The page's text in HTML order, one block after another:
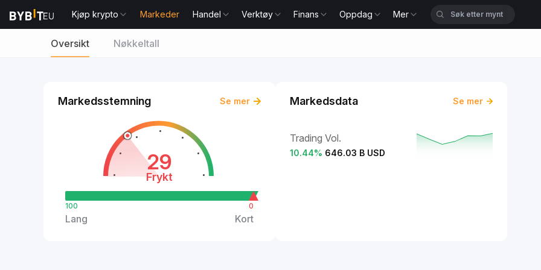
Kjøp krypto Markeder Handel Verktøy Finans Oppdag Mer
Oversikt Nøkkeltall
Markedsstemning Se mer
29
Frykt
100
Lang
0
Kort
Markedsdata Se mer
Trading Vol.
10.44% 646.03 B USD